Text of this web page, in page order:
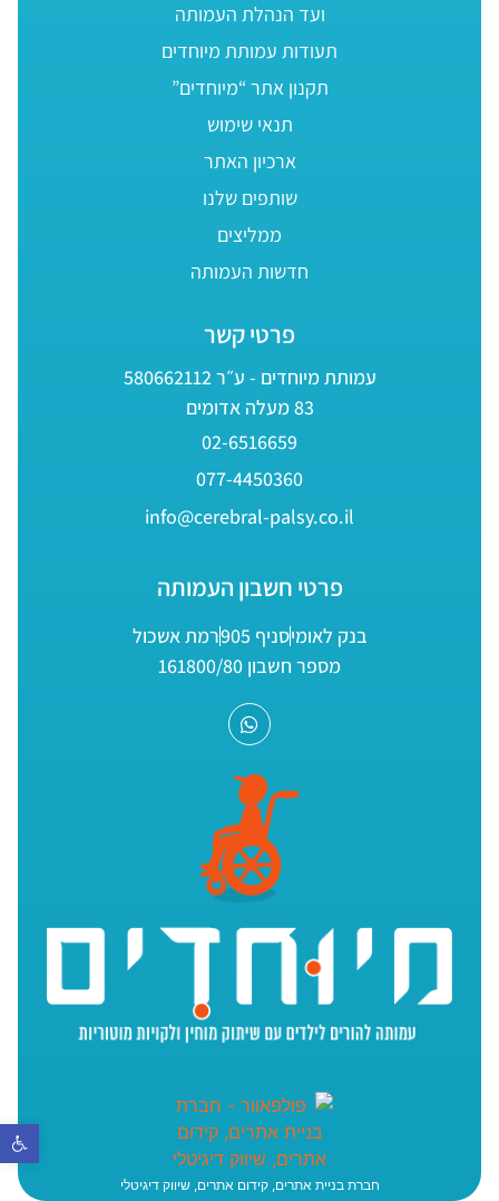
פתח
ועד הנהלת העמותה
תעודות עמותת מיוחדים
תקנון אתר “מיוחדים”
תנאי שימוש
ארכיון האתר
שותפים שלנו
ממליצים
חדשות העמותה
פרטי קשר
עמותת מיוחדים - ע״ר 580662112
83 מעלה אדומים
02-6516659
077-4450360
info@cerebral-palsy.co.il
פרטי חשבון העמותה
בנק לאומיסניף 905
רמת אשכול
מספר חשבון 161800/80
חברת בניית אתרים, קידום אתרים, שיווק דיגיטלי